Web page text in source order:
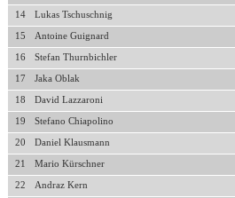
14 Lukas Tschuschnig
15 Antoine Guignard
16 Stefan Thurnbichler
17 Jaka Oblak
18 David Lazzaroni
19 Stefano Chiapolino
20 Daniel Klausmann
21 Mario Kürschner
22 Andraz Kern